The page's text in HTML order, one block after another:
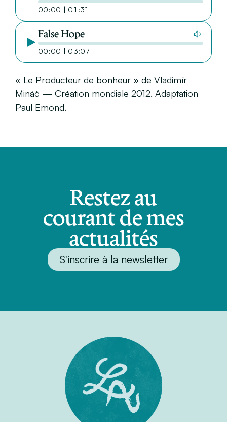
00:00 | 01:31
False Hope
00:00 | 03:07
« Le Producteur de bonheur » de Vladimír
Mináč — Création mondiale 2012. Adaptation
Paul Emond.
Restez au
courant de mes
actualités
S'inscrire à la newsletter